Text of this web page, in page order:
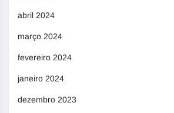
abril 2024
março 2024
fevereiro 2024
janeiro 2024
dezembro 2023